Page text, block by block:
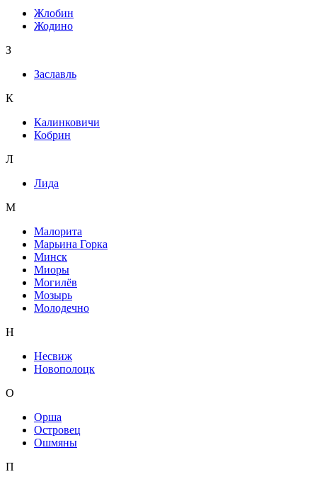
Жлобин
Жодино
З
Заславль
К
Калинковичи
Кобрин
Л
Лида
М
Малорита
Марьина Горка
Минск
Миоры
Могилёв
Мозырь
Молодечно
Н
Несвиж
Новополоцк
О
Орша
Островец
Ошмяны
П